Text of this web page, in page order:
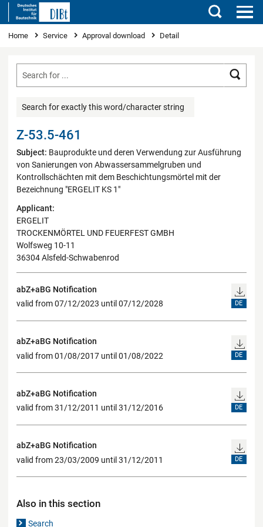
Search
You are here
Home Service Approval download Detail
Search for exactly this word/character string
Z-53.5-461
Subject: Bauprodukte und deren Verwendung zur Ausführung
von Sanierungen von Abwassersammelgruben und
Kontrollschächten mit dem Beschichtungsmörtel mit der
Bezeichnung "ERGELIT KS 1"
Applicant:
ERGELIT
TROCKENMÖRTEL UND FEUERFEST GMBH
Wolfsweg 10-11
36304 Alsfeld-Schwabenrod
abZ+aBG Notification
valid from 07/12/2023 until 07/12/2028
DE
abZ+aBG Notification
valid from 01/08/2017 until 01/08/2022
DE
abZ+aBG Notification
valid from 31/12/2011 until 31/12/2016
DE
abZ+aBG Notification
valid from 23/03/2009 until 31/12/2011
DE
Also in this section
Search